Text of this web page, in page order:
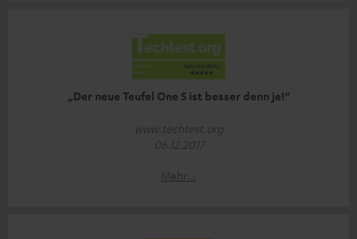
„Der neue Teufel One S ist besser denn je!“
www.techtest.org
06.12.2017
Mehr...